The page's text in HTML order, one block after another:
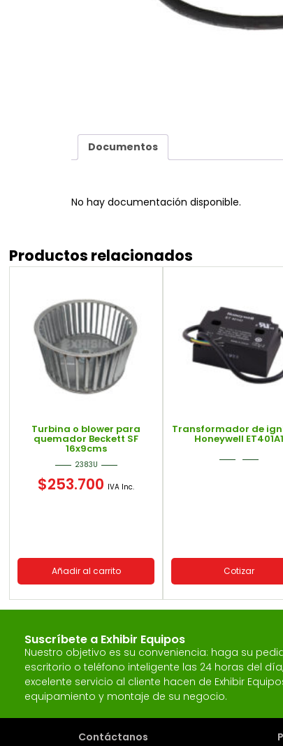
Documentos
No hay documentación disponible.
Productos relacionados
Turbina o blower para
quemador Beckett SF
16x9cms
2383U
$253.700 IVA Inc.
Añadir al carrito
Transformador de
Honeywell ET401A1
Cotizar
Suscríbete a Exhibir Equipos
Nuestro objetivo es su conveniencia: haga su
escritorio o teléfono inteligente las 24 horas del
excelente servicio al cliente hacen de Exhibir
equipamiento y montaje de su negocio.
Contáctanos